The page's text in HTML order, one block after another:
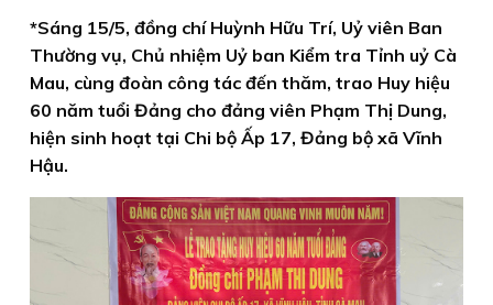
*Sáng 15/5, đồng chí Huỳnh Hữu Trí, Uỷ viên Ban
Thường vụ, Chủ nhiệm Uỷ ban Kiểm tra Tỉnh uỷ Cà
Mau, cùng đoàn công tác đến thăm, trao Huy hiệu
60 năm tuổi Đảng cho đảng viên Phạm Thị Dung,
hiện sinh hoạt tại Chi bộ Ấp 17, Đảng bộ xã Vĩnh
Hậu.